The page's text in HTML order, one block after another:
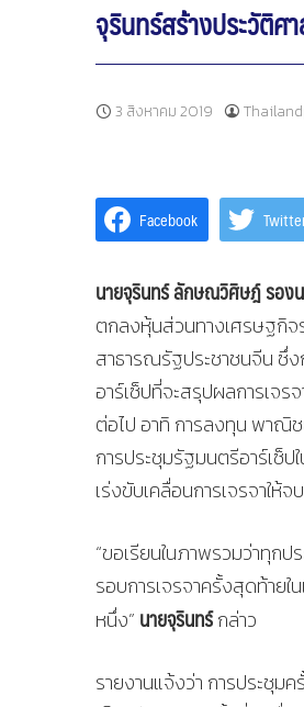
จุรินทร์สร้างประวัติศ
3 สิงหาคม 2019
Facebook
นายจุรินทร์ ลักษณวิศิษฎ์ รอง
ตกลงหุ้นส่วนทางเศรษฐกิ
สาธารณรัฐประชาชนจีน ซึ่ง
อาร์เซ็ปที่จะสรุปผลการเจร
ต่อไป อาทิ การลงทุน พาณิช
การประชุมรัฐมนตรีอาร์เซ็
เร่งขับเคลื่อนการเจรจาให้จ
“ขอเรียนในภาพรวมว่าทุก
รอบการเจรจาครั้งสุดท้าย
หนึ่ง” นายจุรินทร์กล่าว
รายงานแจ้งว่า การประชุม